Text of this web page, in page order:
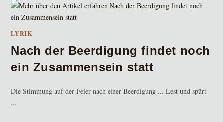
LYRIK
Nach der Beerdigung findet noch
ein Zusammensein statt
Die Stimmung auf der Feier nach einer Beerdigung ... Lest und spürt
...